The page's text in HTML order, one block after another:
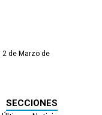
2 de Marzo de
SECCIONES